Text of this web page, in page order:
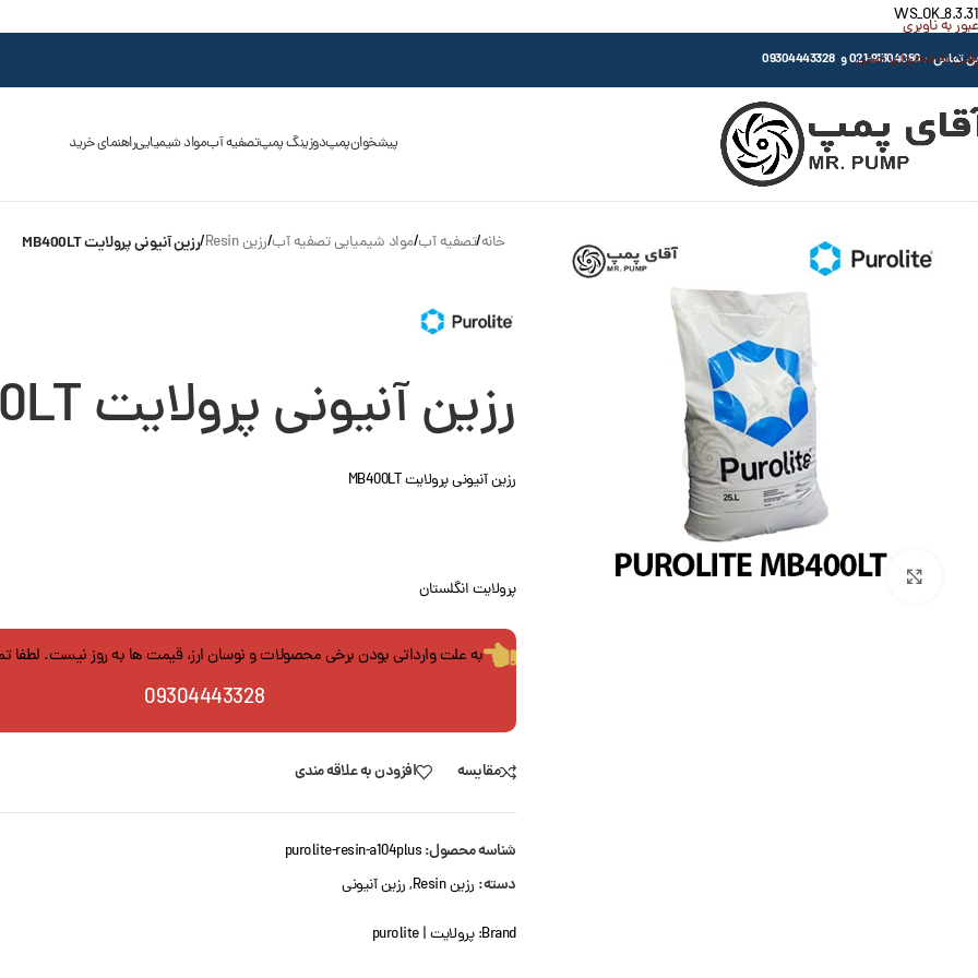
WS_OK_8.3.31
عبور به ناوبری
رفتن به محتوای اصلی
: 91304080-021 و 09304443328
پیشخوانپمپدوزینگ پمپتصفیه آبمواد شیمیاییراهنمای خرید
بزرگنمایی تصویر
خانه/تصفیه آب/مواد شیمیایی تصفیه آب/رزین Resin /رزین آنیونی پرولایت MB400LT
رزین آنیونی پرولایت MB400LT
رزین آنیونی پرولایت MB400LT
پرولایت انگلستان
به علت وارداتی بودن برخی محصولات و نوسان ارز، قیمت ها به روز نیست. لطفا
09304443328
مقایسه افزودن به علاقه مندی
شناسه محصول:purolite-resin-a104plus
دسته: رزین Resin ,رزین آنیونی
Brand: پرولایت | purolite